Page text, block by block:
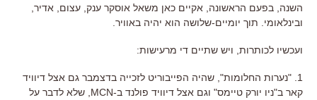
השנה, בפעם הראשונה, אקיים כאן משאל אוסקר ענק, עצום, אדיר,
ובינלאומי. תוך יומיים-שלושה הוא יהיה באוויר.
ועכשיו לכותרות, ויש שתיים די מרעישות:
1. "נערות החלומות", שהיה הפייבוריט לזכייה בדצמבר גם אצל דיוויד
קאר ב"ניו יורק טיימס" וגם אצל דיוויד פולנד ב-MCN, שלא לדבר על